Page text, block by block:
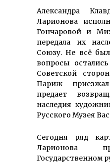
Александра
Ларионова
Гончаровой и
передала их
Союзу. Не всё
вопросы
Советской
Париж
предает
наследия
Русского Музея
Сегодня ряд
Ларионова
Государственном